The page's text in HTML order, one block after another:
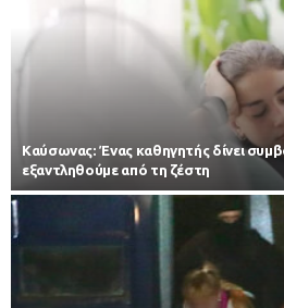
Kαύσωνας: Ένας καθηγητής δίνει
εξαντληθούμε από τη ζέστη